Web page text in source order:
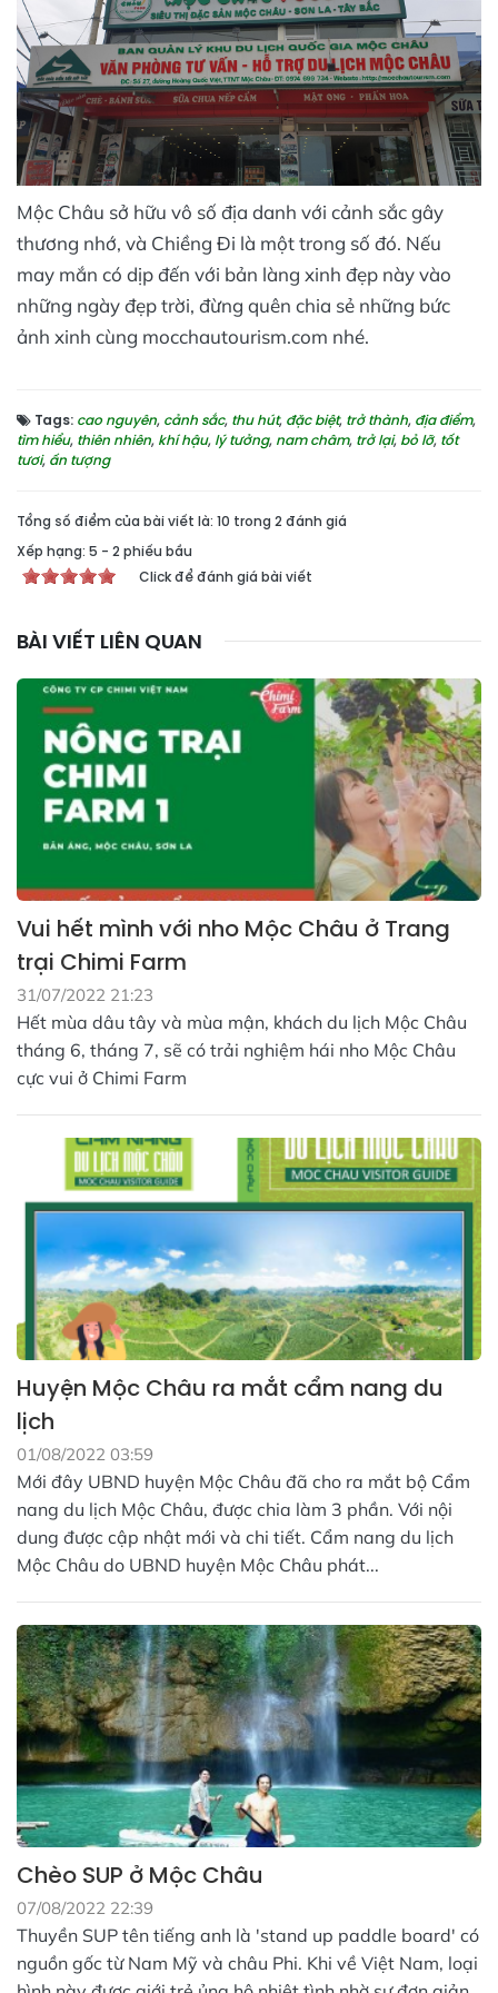
Mộc Châu sở hữu vô số địa danh với cảnh sắc gây
thương nhớ, và Chiềng Đi là một trong số đó. Nếu
may mắn có dịp đến với bản làng xinh đẹp này vào
những ngày đẹp trời, đừng quên chia sẻ những bức
ảnh xinh cùng mocchautourism.com nhé.
Tags: cao nguyên, cảnh sắc, thu hút, đặc biệt, trở thành, địa điểm,
tìm hiểu, thiên nhiên, khí hậu, lý tưởng, nam châm, trở lại, bỏ lỡ, tốt
tươi, ấn tượng
Tổng số điểm của bài viết là: 10 trong 2 đánh giá
Xếp hạng: 5 - 2 phiếu bầu
Click để đánh giá bài viết
BÀI VIẾT LIÊN QUAN
Vui hết mình với nho Mộc Châu ở Trang
trại Chimi Farm
31/07/2022 21:23
Hết mùa dâu tây và mùa mận, khách du lịch Mộc Châu
tháng 6, tháng 7, sẽ có trải nghiệm hái nho Mộc Châu
cực vui ở Chimi Farm
Huyện Mộc Châu ra mắt cẩm nang du
lịch
01/08/2022 03:59
Mới đây UBND huyện Mộc Châu đã cho ra mắt bộ Cẩm
nang du lịch Mộc Châu, được chia làm 3 phần. Với nội
dung được cập nhật mới và chi tiết. Cẩm nang du lịch
Mộc Châu do UBND huyện Mộc Châu phát...
Chèo SUP ở Mộc Châu
07/08/2022 22:39
Thuyền SUP tên tiếng anh là 'stand up paddle board' có
nguồn gốc từ Nam Mỹ và châu Phi. Khi về Việt Nam, loại